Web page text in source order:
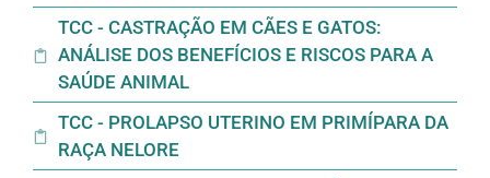
TCC - CASTRAÇÃO EM CÃES E GATOS:
ANÁLISE DOS BENEFÍCIOS E RISCOS PARA A
SAÚDE ANIMAL
TCC - PROLAPSO UTERINO EM PRIMÍPARA DA
RAÇA NELORE